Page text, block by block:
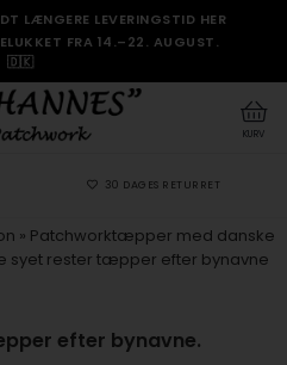
LÆNGERE LEVERINGSTID HER
FRA 14.–22. AUGUST.
🇩🇰
KURV
30 DAGES RETURRET
» Patchworktæpper med danske
syet rester tæpper efter bynavne
efter bynavne.